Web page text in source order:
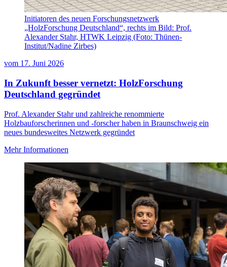
Initiatoren des neuen Forschungsnetzwerk
„HolzForschung Deutschland“, rechts im Bild: Prof.
Alexander Stahr, HTWK Leipzig (Foto: Thünen-
Institut/Nadine Zirbes)
vom 17. Juni 2026
In Zukunft besser vernetzt: HolzForschung
Deutschland gegründet
Prof. Alexander Stahr und zahlreiche renommierte
Holzbauforscherinnen und -forscher haben in Braunschweig ein
neues bundesweites Netzwerk gegründet
Mehr Informationen